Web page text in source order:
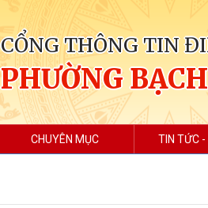
CỔNG THÔNG TIN
PHƯỜNG
CHUYÊN MỤC TIN TỨC -